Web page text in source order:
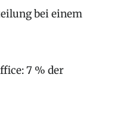
bei einem
7 % der